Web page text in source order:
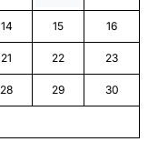
14 15 16
21 22 23
28 29 30